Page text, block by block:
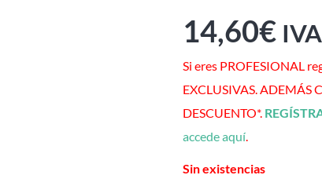
14,60€
Si eres PROFESIONAL
EXCLUSIVAS. ADEMÁS
DESCUENTO*.
accede aquí.
Sin existencias